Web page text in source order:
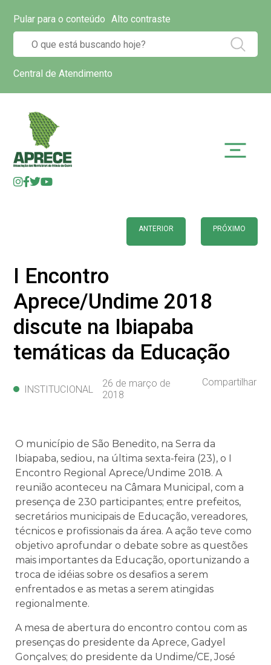
Pular para o conteúdo Alto contraste
Central de Atendimento
ANTERIOR PRÓXIMO
I Encontro
Aprece/Undime 2018
discute na Ibiapaba
temáticas da Educação
INSTITUCIONAL
26 de março de
2018
Compartilhar
O município de São Benedito, na Serra da
Ibiapaba, sediou, na última sexta-feira (23), o I
Encontro Regional Aprece/Undime 2018. A
reunião aconteceu na Câmara Municipal, com a
presença de 230 participantes; entre prefeitos,
secretários municipais de Educação, vereadores,
técnicos e profissionais da área. A ação teve como
objetivo aprofundar o debate sobre as questões
mais importantes da Educação, oportunizando a
troca de idéias sobre os desafios a serem
enfrentados e as metas a serem atingidas
regionalmente.
A mesa de abertura do encontro contou com as
presenças do presidente da Aprece, Gadyel
Gonçalves; do presidente da Undime/CE, José